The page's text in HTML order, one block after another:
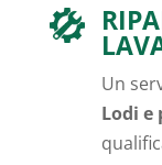
Un
Lodi e